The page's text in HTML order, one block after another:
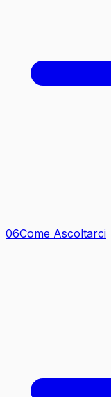
06Come Ascoltarci